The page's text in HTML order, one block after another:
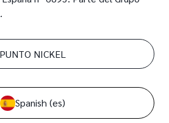
PUNTO NICKEL
Spanish (es)